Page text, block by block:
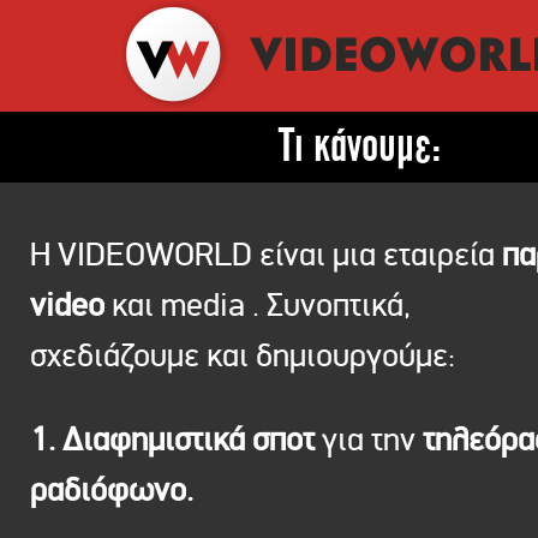
Τι κάνουμε:
Η VIDEOWORLD είναι μια εταιρεία
video και media . Συνοπτικά,
σχεδιάζουμε και δημιουργούμε:
1. Διαφημιστικά σποτγια την
ραδιόφωνο.